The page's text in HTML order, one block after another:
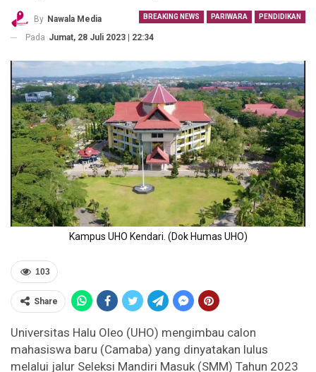
BREAKING NEWS PARIWARA PENDIDIKAN
By Nawala Media
Pada Jumat, 28 Juli 2023 | 22:34
Kampus UHO Kendari. (Dok Humas UHO)
103
Share
Universitas Halu Oleo (UHO) mengimbau calon
mahasiswa baru (Camaba) yang dinyatakan lulus
melalui jalur Seleksi Mandiri Masuk (SMM) Tahun 2023